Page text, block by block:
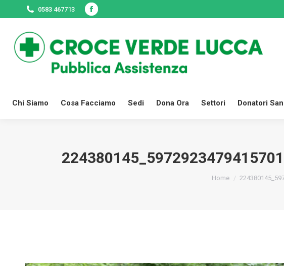
0583 467713
Facebook
opens
in
new
Chi Siamo Cosa Facciamo Sedi Dona Ora Settori Donatori
Tu sei qui:
Home
Chi Siamo